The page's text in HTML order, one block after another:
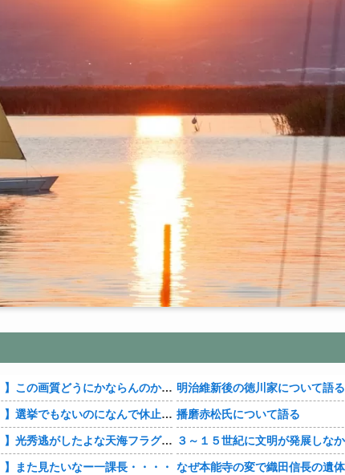
【豊臣兄弟！】この画質どうにかならんのか・・・？
【豊臣兄弟！】選挙でもないのになんで休止・・・？
【豊臣兄弟！】光秀逃がしたよな天海フラグすぎる・・・・
】また見たいなー一課長・・・・
明治維新後の徳川家について語る
播磨赤松氏について語る